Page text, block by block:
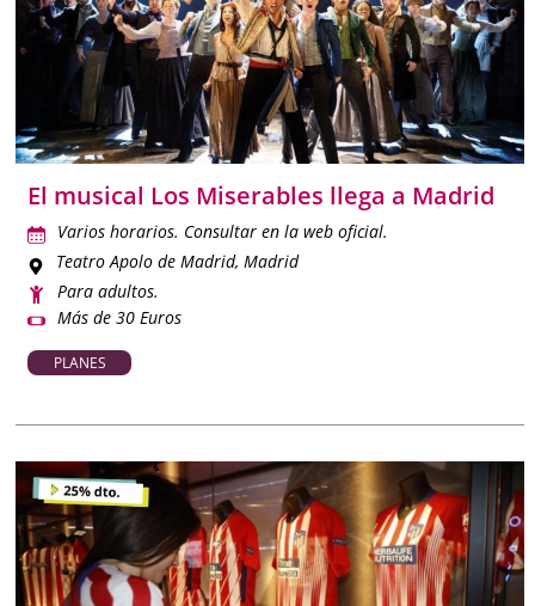
El musical Los Miserables llega a Madrid
Varios horarios. Consultar en la web oficial.
Teatro Apolo de Madrid, Madrid
Para adultos.
Más de 30 Euros
PLANES